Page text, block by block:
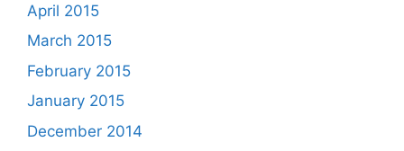
April 2015
March 2015
February 2015
January 2015
December 2014